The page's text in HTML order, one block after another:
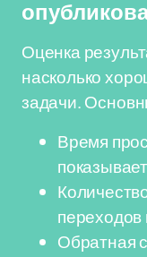
Оценка
насколько
задачи.
Время
переходов
Обратная